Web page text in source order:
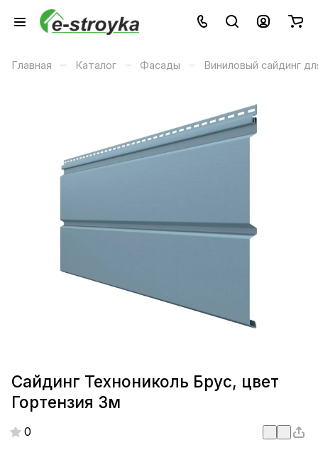
Главная – Каталог – Фасады – Виниловый сайдинг
Сайдинг Технониколь Брус, цвет
Гортензия 3м
0